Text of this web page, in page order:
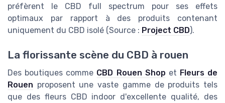
préfèrent le CBD full spectrum pour ses effets
optimaux par rapport à des produits contenant
uniquement du CBD isolé (Source : Project CBD).
La florissante scène du CBD à rouen
Des boutiques comme CBD Rouen Shop et Fleurs de
Rouen proposent une vaste gamme de produits tels
que des fleurs CBD indoor d'excellente qualité, des